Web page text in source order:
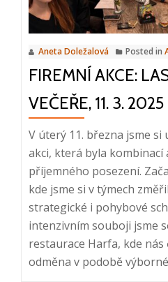
Aneta Doležalová Posted in
FIREMNÍ AKCE:
VEČEŘE, 11. 3. 2025
V úterý 11. března jsme
akci, která byla kombinací
příjemného posezení.
kde jsme si v týmech
strategické i pohybové
intenzivním souboji jsme
restaurace Harfa, kde nás
odměna v podobě